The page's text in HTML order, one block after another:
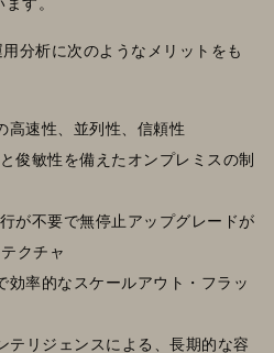
分析に次のようなメリットをも
高速性、並列性、信頼性
俊敏性を備えたオンプレミスの制
が不要で無停止アップグレードが
クチャ
効率的なスケールアウト・フラッ
テリジェンスによる、長期的な容